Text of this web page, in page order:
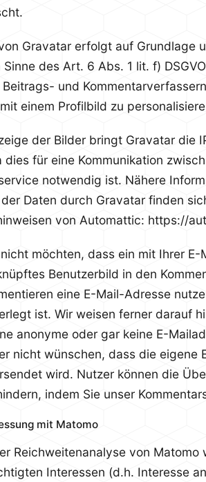
Gravatar erfolgt auf Grundlage
Sinne des Art. 6 Abs. 1 lit. f)
und
einem Profilbild zu
der Bilder bringt Gravatar die
dies für eine Kommunikation
notwendig ist. Nähere
Daten durch Gravatar finden
von Automattic: https://
möchten, dass ein mit Ihrer
Benutzerbild in den
eine E-Mail-Adresse
ist. Wir weisen ferner darauf
anonyme oder gar keine E-
nicht wünschen, dass die eigene
wird. Nutzer können die
indem Sie unser
mit Matomo
Reichweitenanalyse von Matomo
Interessen (d.h. Interesse